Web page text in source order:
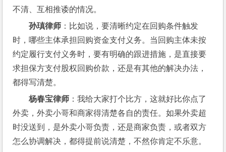
不清、互相推诿的情况。
孙瑱律师 ：比如说，要清晰约定在回购条件触发
时，哪些主体承担回购资金支付义务。当回购主体未按
约定履行支付义务时，要有明确的跟进措施，是直接要
求担保方支付股权回购价款，还是有其他的解决办法，
都得写清楚。
杨春宝律师 ：我给大家打个比方，这就好比你点了
外卖，外卖小哥和商家得清楚各自的责任。如果外卖超
时没送到，是外卖小哥负责，还是商家负责，或者双方
怎么协调解决，都得提前说清楚，不然你肯定不乐意。